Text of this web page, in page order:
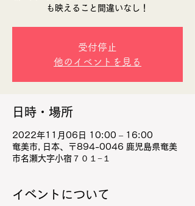
も映えること間違いなし！
受付停止
他のイベントを見る
日時・場所
2022年11月06日 10:00 – 16:00
奄美市, 日本、〒894-0046 鹿児島県奄美
市名瀬大字小宿７０１−１
イベントについて